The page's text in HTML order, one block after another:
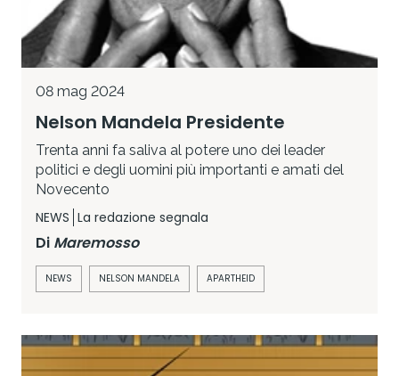
08 mag 2024
Nelson Mandela Presidente
Trenta anni fa saliva al potere uno dei leader
politici e degli uomini più importanti e amati del
Novecento
NEWS La redazione segnala
Di Maremosso
NEWS NELSON MANDELA APARTHEID